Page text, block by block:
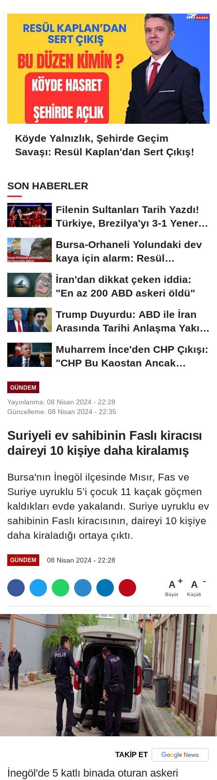
Köyde Yalnızlık, Şehirde Geçim
Savaşı: Resül Kaplan'dan Sert Çıkış!
SON HABERLER
Filenin Sultanları Tarih Yazdı!
Türkiye, Brezilya'yı 3-1 Yenerek
Bursa-Orhaneli Yolundaki dev
kaya için alarm: Resül
Kaplan'dan yetkililere...
İran'dan dikkat çeken iddia:
"En az 200 ABD askeri öldü"
Trump Duyurdu: ABD ile İran
Arasında Tarihi Anlaşma Yakın!
Muharrem İnce'den CHP Çıkışı:
"CHP Bu Kaostan Ancak
GÜNDEM
Yayınlanma: 08 Nisan 2024 - 22:28
Güncelleme: 08 Nisan 2024 - 22:35
Suriyeli ev sahibinin Faslı kiracısı
daireyi 10 kişiye daha kiralamış
Bursa'nın İnegöl ilçesinde Mısır, Fas ve
Suriye uyruklu 5’i çocuk 11 kaçak göçmen
kaldıkları evde yakalandı. Suriye uyruklu ev
sahibinin Faslı kiracısının, daireyi 10 kişiye
daha kiraladığı ortaya çıktı.
GÜNDEM 08 Nisan 2024 - 22:28
A
Büyüt
A
Küçült
TAKİP ET
İnegöl'de 5 katlı binada oturan askeri